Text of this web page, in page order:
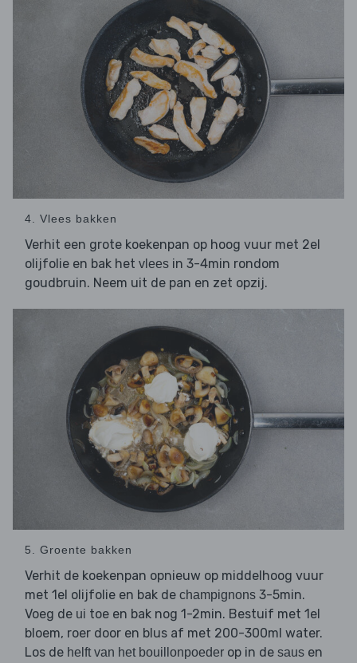
4. Vlees bakken
Verhit een grote koekenpan op hoog vuur met 2el
olijfolie en bak het vlees in 3-4min rondom
goudbruin. Neem uit de pan en zet opzij.
5. Groente bakken
Verhit de koekenpan opnieuw op middelhoog vuur
met 1el olijfolie en bak de champignons 3-5min.
Voeg de ui toe en bak nog 1-2min. Bestuif met 1el
bloem, roer door en blus af met 200-300ml water.
Los de helft van het bouillonpoeder op in de saus en